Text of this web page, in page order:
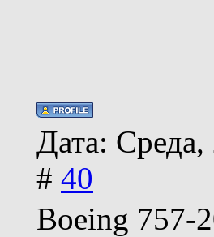
Дата:
# 40
Boeing 757-